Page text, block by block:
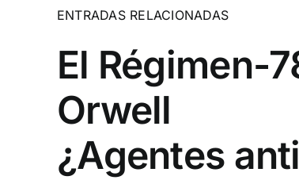
ENTRADAS RELACIONADAS
El Régimen-
Orwell
¿Agentes